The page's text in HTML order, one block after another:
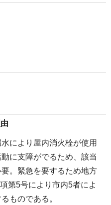
により屋内消火栓が使用
に支障がでるため、該当
。緊急を要するため地方
第5号により市内5者によ
ものである。